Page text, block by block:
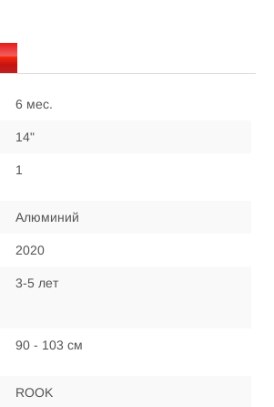
6 мес.
14"
1
Алюминий
2020
3-5 лет
90 - 103 см
ROOK